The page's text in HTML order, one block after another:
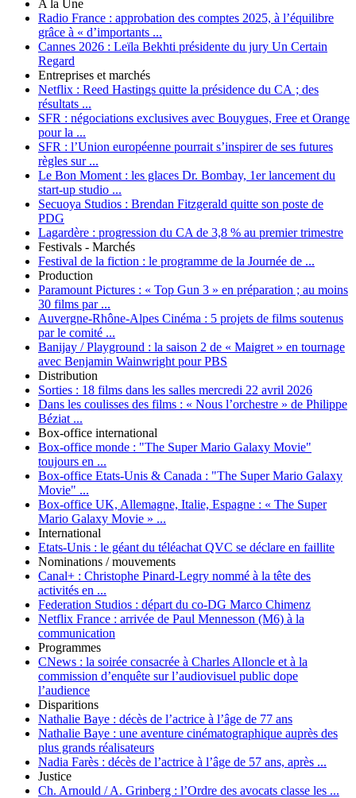
A la Une
Radio France : approbation des comptes 2025, à l’équilibre
grâce à « d’importants ...
Cannes 2026 : Leïla Bekhti présidente du jury Un Certain
Regard
Entreprises et marchés
Netflix : Reed Hastings quitte la présidence du CA ; des
résultats ...
SFR : négociations exclusives avec Bouygues, Free et Orange
pour la ...
SFR : l’Union européenne pourrait s’inspirer de ses futures
règles sur ...
Le Bon Moment : les glaces Dr. Bombay, 1er lancement du
start-up studio ...
Secuoya Studios : Brendan Fitzgerald quitte son poste de
PDG
Lagardère : progression du CA de 3,8 % au premier trimestre
Festivals - Marchés
Festival de la fiction : le programme de la Journée de ...
Production
Paramount Pictures : « Top Gun 3 » en préparation ; au moins
30 films par ...
Auvergne-Rhône-Alpes Cinéma : 5 projets de films soutenus
par le comité ...
Banijay / Playground : la saison 2 de « Maigret » en tournage
avec Benjamin Wainwright pour PBS
Distribution
Sorties : 18 films dans les salles mercredi 22 avril 2026
Dans les coulisses des films : « Nous l’orchestre » de Philippe
Béziat ...
Box-office international
Box-office monde : "The Super Mario Galaxy Movie"
toujours en ...
Box-office Etats-Unis & Canada : "The Super Mario Galaxy
Movie" ...
Box-office UK, Allemagne, Italie, Espagne : « The Super
Mario Galaxy Movie » ...
International
Etats-Unis : le géant du téléachat QVC se déclare en faillite
Nominations / mouvements
Canal+ : Christophe Pinard-Legry nommé à la tête des
activités en ...
Federation Studios : départ du co-DG Marco Chimenz
Netflix France : arrivée de Paul Mennesson (M6) à la
communication
Programmes
CNews : la soirée consacrée à Charles Alloncle et à la
commission d’enquête sur l’audiovisuel public dope
l’audience
Disparitions
Nathalie Baye : décès de l’actrice à l’âge de 77 ans
Nathalie Baye : une aventure cinématographique auprès des
plus grands réalisateurs
Nadia Farès : décès de l’actrice à l’âge de 57 ans, après ...
Justice
Ch. Arnould / A. Grinberg : l’Ordre des avocats classe les ...